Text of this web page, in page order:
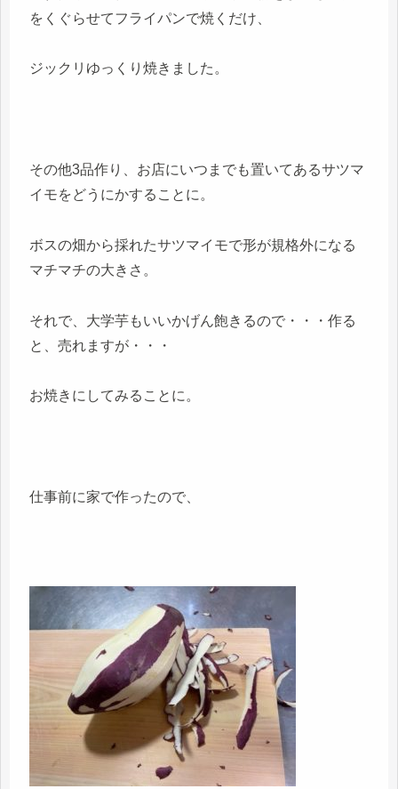
をくぐらせてフライパンで焼くだけ、
ジックリゆっくり焼きました。
その他3品作り、お店にいつまでも置いてあるサツマ
イモをどうにかすることに。
ボスの畑から採れたサツマイモで形が規格外になる
マチマチの大きさ。
それで、大学芋もいいかげん飽きるので・・・作る
と、売れますが・・・
お焼きにしてみることに。
仕事前に家で作ったので、